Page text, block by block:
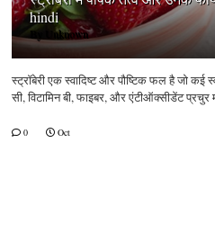
hindi
By Unknown
स्ट्रॉबेरी एक स्वादिष्ट और पौष्टिक फल है जो कई
सी, विटामिन बी, फाइबर, और एंटीऑक्सीडेंट प्रचुर
0 Oct